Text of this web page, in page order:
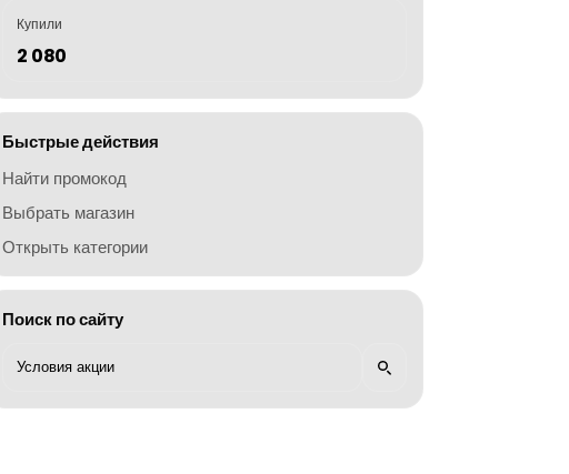
Купили
2 080
Быстрые действия
Найти промокод
Выбрать магазин
Открыть категории
Поиск по сайту